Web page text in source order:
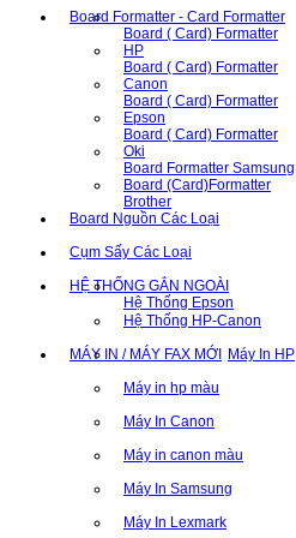
Board Formatter - Card Formatter
Board ( Card) Formatter
HP
Board ( Card) Formatter
Canon
Board ( Card) Formatter
Epson
Board ( Card) Formatter
Oki
Board Formatter Samsung
Board (Card)Formatter
Brother
Board Nguồn Các Loại
Cụm Sấy Các Loại
HỆ THỐNG GẮN NGOÀI
Hệ Thống Epson
Hệ Thống HP-Canon
MÁY IN / MÁY FAX MỚI Máy In HP
Máy in hp màu
Máy In Canon
Máy in canon màu
Máy In Samsung
Máy In Lexmark